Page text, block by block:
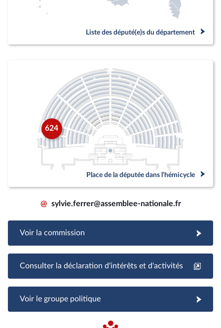
Liste des député(e)s du département
624
Place de la députée dans l'hémicycle
@ sylvie.ferrer@assemblee-nationale.fr
Voir la commission
Consulter la déclaration d'intérêts et d'activités
Voir le groupe politique